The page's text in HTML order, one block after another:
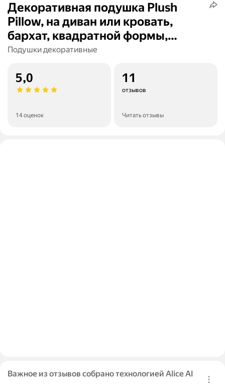
Декоративная подушка Plush
Pillow, на диван или кровать,
бархат, квадратной формы,
45x45см
Подушки декоративные
5,0
14 оценок
11
отзывов
Читать отзывы
Важное из отзывов собрано технологией Alice AI